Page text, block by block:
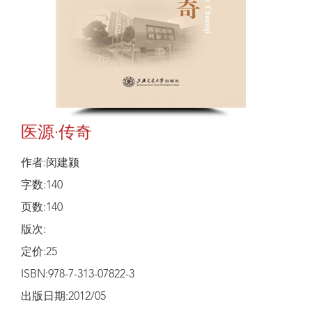
医源·传奇
作者:闵建颍
字数:140
页数:140
版次:
定价:25
ISBN:978-7-313-07822-3
出版日期:2012/05